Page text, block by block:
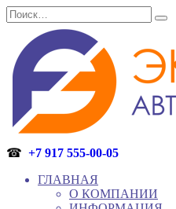
Перейти
к
содержанию
Search
for:
☎ +7 917 555-00-05
ГЛАВНАЯ
О КОМПАНИИ